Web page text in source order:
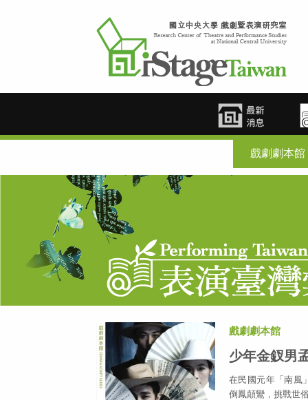
戲劇劇本館
戲劇劇本館
少年金釵男
在民國元年「南風
倒鳳顛鸞，挑戰世